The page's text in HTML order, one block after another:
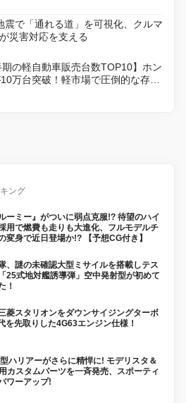
震で「通れる道」を可視化、クルマ
災害対応を支える
期の軽自動車販売台数TOP10】ホン
万台突破！軽市場で圧倒的な存在
ング
ーミー』がついに弱点克服!? 待望のハイ
用で燃費も走りも大進化、フルモデルチ
変身で近日登場か!? 【予想CG付き】
、謎の未確認大型ミサイルを搭載しテス
25式地対艦誘導弾」空中発射型が初めて
！
菱スタリオンをダウンサイジングターボ
を先取りした4G63エンジン仕様！
型ハリアーがさらに精悍に! モデリスタ＆
カスタムパーツを一斉発売、スポーティ
ワーアップ!